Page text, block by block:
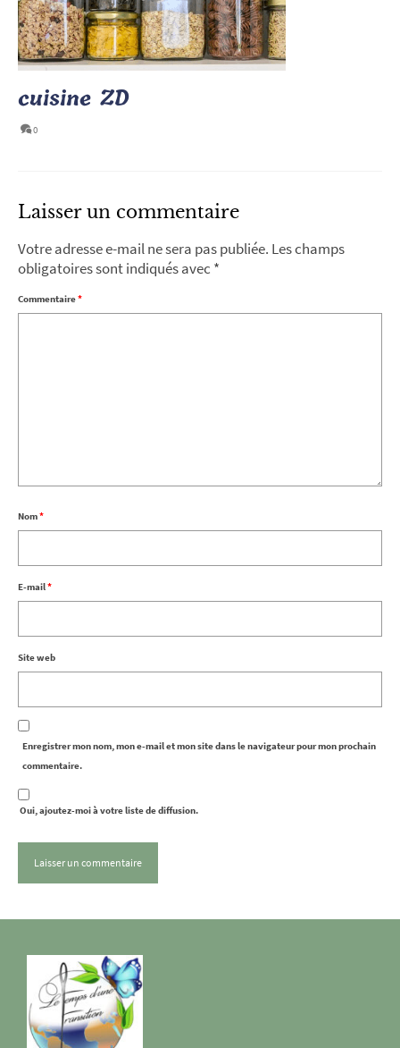
cuisine ZD
0
Laisser un commentaire
Votre adresse e-mail ne sera pas publiée. Les champs
obligatoires sont indiqués avec *
Commentaire*
Nom*
E-mail*
Site web
Enregistrer mon nom, mon e-mail et mon site dans le navigateur pour mon prochain
commentaire.
Oui, ajoutez-moi à votre liste de diffusion.